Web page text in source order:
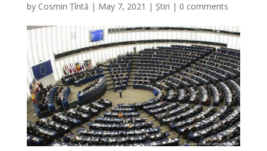
by Cosmin Țîntă | May 7, 2021 | Știri | 0 comments